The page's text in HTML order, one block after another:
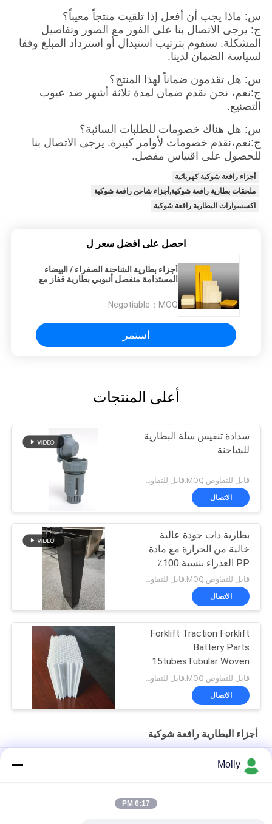
س: ماذا يجب أن أفعل إذا تلقيت منتجاً معيباً؟
ج: يرجى الاتصال بنا على الفور مع الصور وتفاصيل
المشكلة. سنقوم بترتيب استبدال أو استرداد المبلغ وفقا
لسياسة الضمان لدينا.
س: هل تقدمون ضماناً لهذا المنتج؟
ج:نعم، نحن نقدم ضمان لمدة ثلاثة أشهر ضد عيوب
التصنيع.
س: هل هناك خصومات للطلبات السائبة؟
ج:نعم،نقدم خصومات لأوامر كبيرة. يرجى الاتصال بنا
للحصول على اقتباس مفصل.
أجزاء رافعة شوكية كهربائية
ملحقات بطارية رافعة شوكية,أجزاء شاحن رافعة شوكية
اكسسوارات البطارية رافعة شوكية
احصل على افضل سعر ل
أجزاء بطارية الشاحنة الصفراء / البيضاء
المستدامة منفصل أنبوبي بطارية قفاز مع
MOQ：
Negotiable
استمر
أعلى المنتجات
سدادة تنفيس سلة البطارية
للشاحنة
قابل للتفاوض MOQ:قابل للتفاوض
الاتصال
بطارية ذات جودة عالية
خالية من الحرارة مع مادة
PP العذراء بنسبة 100٪
وحجم قابل للتخصيص -
صندوق BCI
قابل للتفاوض MOQ:قابل للتفاوض
الاتصال
Forklift Traction Forklift
Battery Parts
15tubesTubular Woven
Battery Gauntlet
الاتصال
أجزاء البطارية رافعة شوكية
حصص بطارية الكهرباء الكهربائية الكهربائية
M10 المهنية الجر بطارية بولت برغي اللون الأسود مع رئيس البلاستيك
الحجم M أجزاء البطارية رافعة شوكية ، البطارية تنفيس التوصيل تعويم
Molly
6:17 PM